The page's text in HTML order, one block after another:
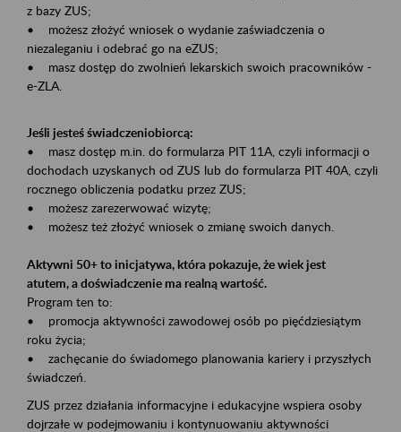
z bazy ZUS;
• możesz złożyć wniosek o wydanie zaświadczenia o
niezaleganiu i odebrać go na eZUS;
• masz dostęp do zwolnień lekarskich swoich pracowników -
e-ZLA.
Jeśli jesteś świadczeniobiorcą:
• masz dostęp m.in. do formularza PIT 11A, czyli informacji o
dochodach uzyskanych od ZUS lub do formularza PIT 40A, czyli
rocznego obliczenia podatku przez ZUS;
• możesz zarezerwować wizytę;
• możesz też złożyć wniosek o zmianę swoich danych.
Aktywni 50+ to inicjatywa, która pokazuje, że wiek jest
atutem, a doświadczenie ma realną wartość.
Program ten to:
• promocja aktywności zawodowej osób po pięćdziesiątym
roku życia;
• zachęcanie do świadomego planowania kariery i przyszłych
świadczeń.
ZUS przez działania informacyjne i edukacyjne wspiera osoby
dojrzałe w podejmowaniu i kontynuowaniu aktywności